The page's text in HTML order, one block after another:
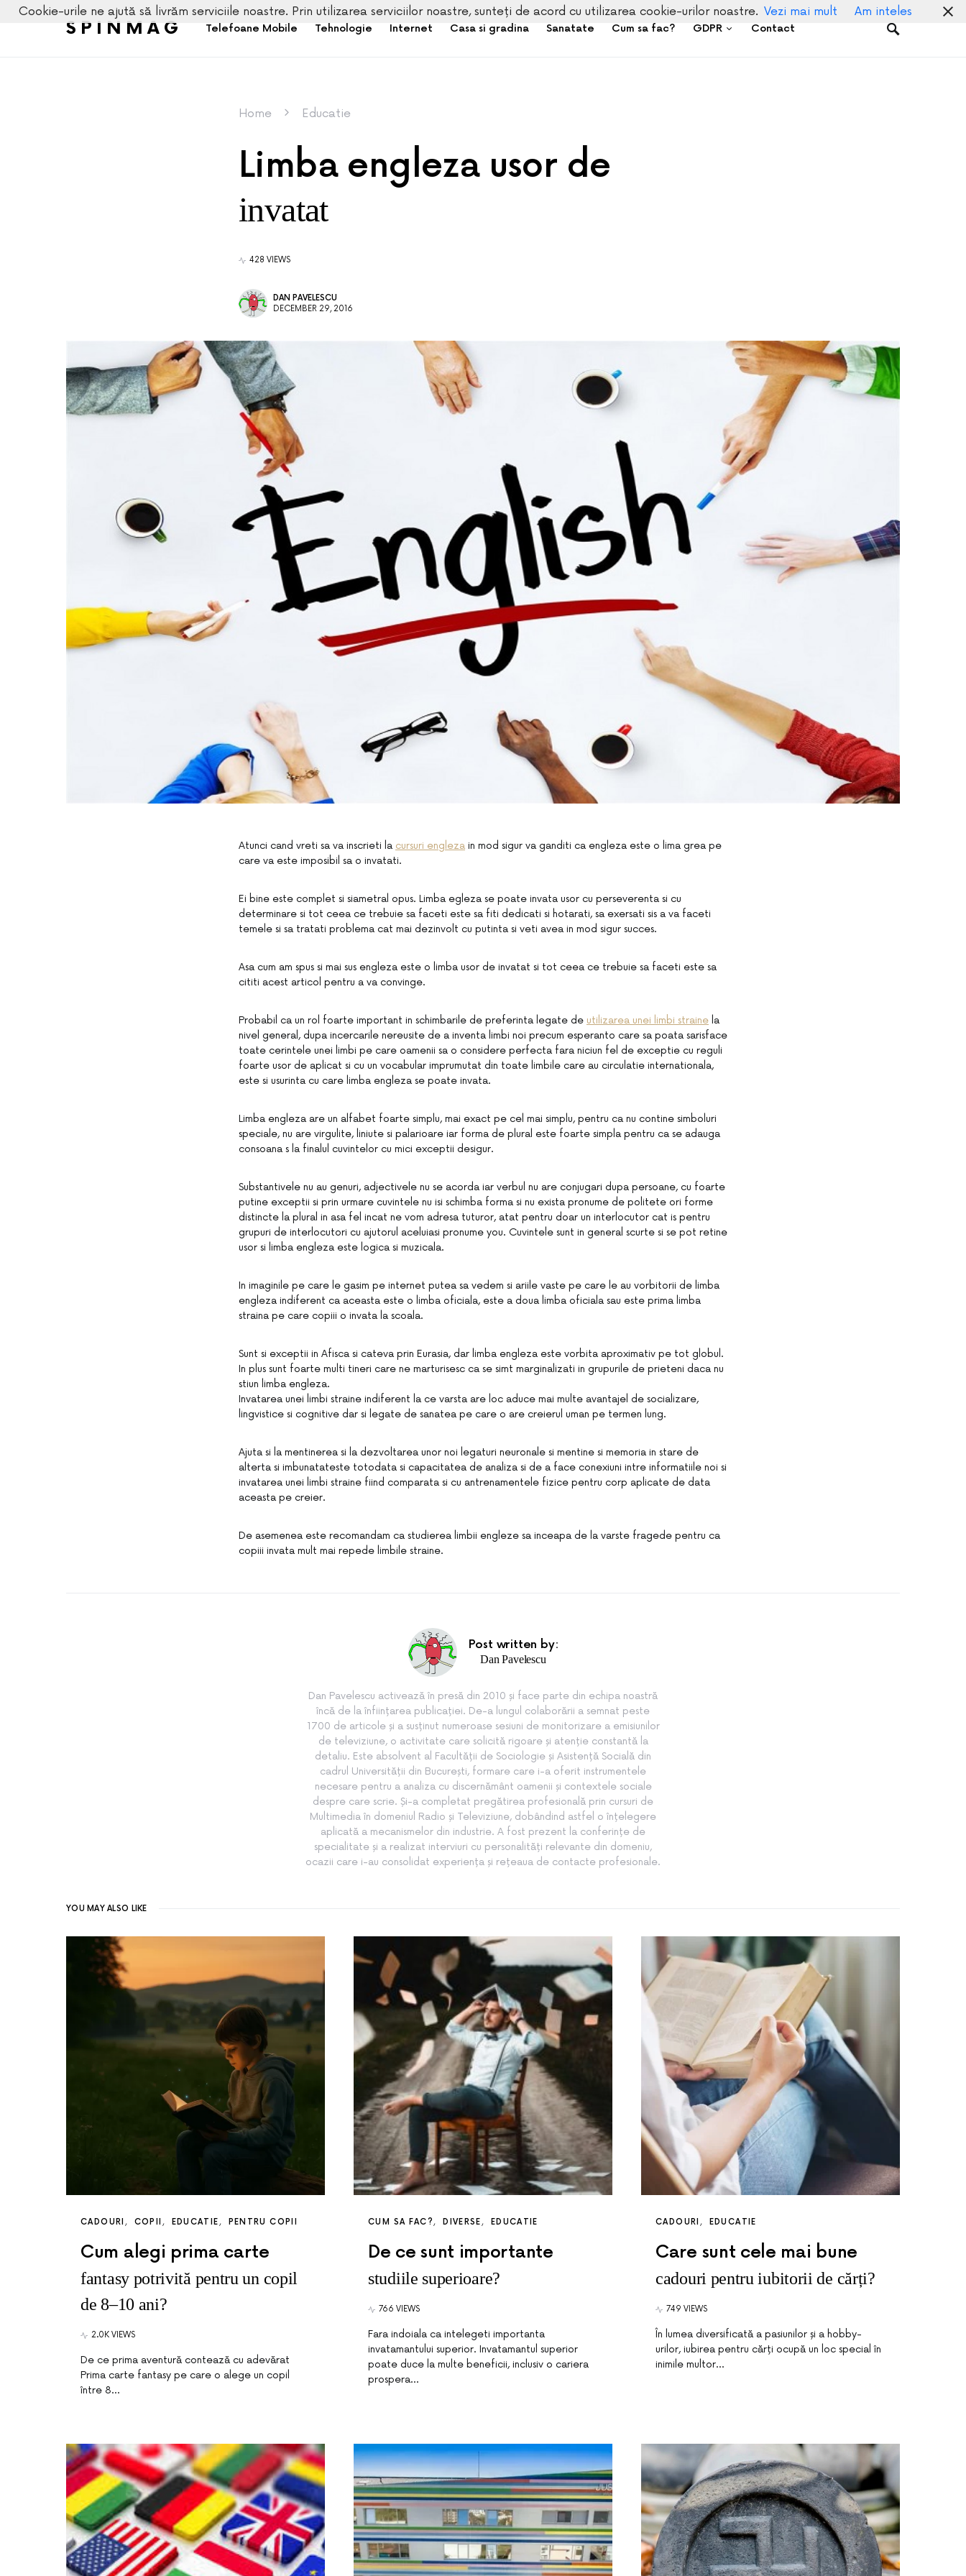
SPINMAG Telefoane Mobile Tehnologie Internet Casa si gradina Sanatate Cum sa fac? GDPR Contact
Home Educatie
Limba engleza usor de
invatat
428 VIEWS
DAN PAVELESCU
DECEMBER 29, 2016
Atunci cand vreti sa va inscrieti la cursuri engleza in mod sigur va ganditi ca engleza este o lima grea pe
care va este imposibil sa o invatati.
Ei bine este complet si siametral opus. Limba egleza se poate invata usor cu perseverenta si cu
determinare si tot ceea ce trebuie sa faceti este sa fiti dedicati si hotarati, sa exersati sis a va faceti
temele si sa tratati problema cat mai dezinvolt cu putinta si veti avea in mod sigur succes.
Asa cum am spus si mai sus engleza este o limba usor de invatat si tot ceea ce trebuie sa faceti este sa
cititi acest articol pentru a va convinge.
Probabil ca un rol foarte important in schimbarile de preferinta legate de utilizarea unei limbi straine la
nivel general, dupa incercarile nereusite de a inventa limbi noi precum esperanto care sa poata sarisface
toate cerintele unei limbi pe care oamenii sa o considere perfecta fara niciun fel de exceptie cu reguli
foarte usor de aplicat si cu un vocabular imprumutat din toate limbile care au circulatie internationala,
este si usurinta cu care limba engleza se poate invata.
Limba engleza are un alfabet foarte simplu, mai exact pe cel mai simplu, pentru ca nu contine simboluri
speciale, nu are virgulite, liniute si palarioare iar forma de plural este foarte simpla pentru ca se adauga
consoana s la finalul cuvintelor cu mici exceptii desigur.
Substantivele nu au genuri, adjectivele nu se acorda iar verbul nu are conjugari dupa persoane, cu foarte
putine exceptii si prin urmare cuvintele nu isi schimba forma si nu exista pronume de politete ori forme
distincte la plural in asa fel incat ne vom adresa tuturor, atat pentru doar un interlocutor cat is pentru
grupuri de interlocutori cu ajutorul aceluiasi pronume you. Cuvintele sunt in general scurte si se pot retine
usor si limba engleza este logica si muzicala.
In imaginile pe care le gasim pe internet putea sa vedem si ariile vaste pe care le au vorbitorii de limba
engleza indiferent ca aceasta este o limba oficiala, este a doua limba oficiala sau este prima limba
straina pe care copiii o invata la scoala.
Sunt si exceptii in Afisca si cateva prin Eurasia, dar limba engleza este vorbita aproximativ pe tot globul.
In plus sunt foarte multi tineri care ne marturisesc ca se simt marginalizati in grupurile de prieteni daca nu
stiun limba engleza.
Invatarea unei limbi straine indiferent la ce varsta are loc aduce mai multe avantajel de socializare,
lingvistice si cognitive dar si legate de sanatea pe care o are creierul uman pe termen lung.
Ajuta si la mentinerea si la dezvoltarea unor noi legaturi neuronale si mentine si memoria in stare de
alterta si imbunatateste totodata si capacitatea de analiza si de a face conexiuni intre informatiile noi si
invatarea unei limbi straine fiind comparata si cu antrenamentele fizice pentru corp aplicate de data
aceasta pe creier.
De asemenea este recomandam ca studierea limbii engleze sa inceapa de la varste fragede pentru ca
copiii invata mult mai repede limbile straine.
Post written by:
Dan Pavelescu
Dan Pavelescu activează în presă din 2010 și face parte din echipa noastră
încă de la înființarea publicației. De-a lungul colaborării a semnat peste
1700 de articole și a susținut numeroase sesiuni de monitorizare a emisiunilor
de televiziune, o activitate care solicită rigoare și atenție constantă la
detaliu. Este absolvent al Facultății de Sociologie și Asistență Socială din
cadrul Universității din București, formare care i-a oferit instrumentele
necesare pentru a analiza cu discernământ oamenii și contextele sociale
despre care scrie. Și-a completat pregătirea profesională prin cursuri de
Multimedia în domeniul Radio și Televiziune, dobândind astfel o înțelegere
aplicată a mecanismelor din industrie. A fost prezent la conferințe de
specialitate și a realizat interviuri cu personalități relevante din domeniu,
ocazii care i-au consolidat experiența și rețeaua de contacte profesionale.
YOU MAY ALSO LIKE
CADOURI COPII EDUCATIE PENTRU COPII
Cum alegi prima carte
fantasy potrivită pentru un copil
de 8–10 ani?
2.0K VIEWS
De ce prima aventură contează cu adevărat
Prima carte fantasy pe care o alege un copil
între 8…
CUM SA FAC? DIVERSE EDUCATIE
De ce sunt importante
studiile superioare?
766 VIEWS
Fara indoiala ca intelegeti importanta
invatamantului superior. Invatamantul superior
poate duce la multe beneficii, inclusiv o cariera
prospera…
CADOURI EDUCATIE
Care sunt cele mai bune
cadouri pentru iubitorii de cărți?
749 VIEWS
În lumea diversificată a pasiunilor și a hobby-
urilor, iubirea pentru cărți ocupă un loc special în
inimile multor…
Cookie-urile ne ajută să livrăm serviciile noastre. Prin utilizarea serviciilor noastre, sunteți de acord cu utilizarea cookie-urilor noastre. Vezi mai mult Am inteles